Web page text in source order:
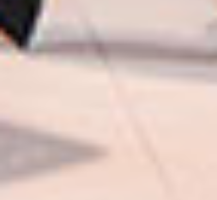
Tootekategooriad
Ostukärude erinevad lahendused